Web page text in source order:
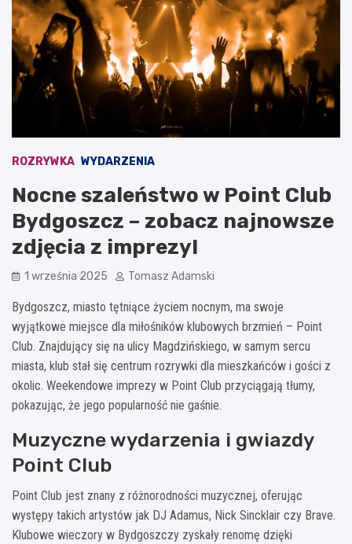
ROZRYWKA WYDARZENIA
Nocne szaleństwo w Point Club
Bydgoszcz – zobacz najnowsze
zdjęcia z imprezy!
1 września 2025 Tomasz Adamski
Bydgoszcz, miasto tętniące życiem nocnym, ma swoje
wyjątkowe miejsce dla miłośników klubowych brzmień – Point
Club. Znajdujący się na ulicy Magdzińskiego, w samym sercu
miasta, klub stał się centrum rozrywki dla mieszkańców i gości z
okolic. Weekendowe imprezy w Point Club przyciągają tłumy,
pokazując, że jego popularność nie gaśnie.
Muzyczne wydarzenia i gwiazdy
Point Club
Point Club jest znany z różnorodności muzycznej, oferując
występy takich artystów jak DJ Adamus, Nick Sincklair czy Brave.
Klubowe wieczory w Bydgoszczy zyskały renomę dzięki